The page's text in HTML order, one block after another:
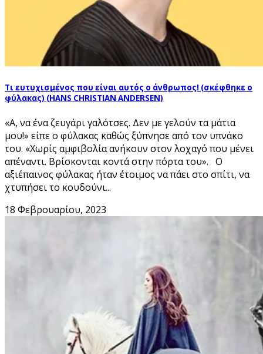
Τι ευτυχισμένος που είναι αυτός ο άνθρωπος! (σκέφθηκε ο
φύλακας) (HANS CHRISTIAN ANDERSEN)
«Α, να ένα ζευγάρι γαλότσες. Δεν με γελούν τα μάτια
μου!» είπε ο φύλακας καθώς ξύπνησε από τον υπνάκο
του. «Χωρίς αμφιβολία ανήκουν στον λοχαγό που μένει
απέναντι. Βρίσκονται κοντά στην πόρτα του». Ο
αξιέπαινος φύλακας ήταν έτοιμος να πάει στο σπίτι, να
χτυπήσει το κουδούνι...
18 Φεβρουαρίου, 2023